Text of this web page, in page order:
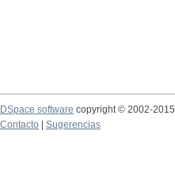
DSpace software copyright © 2002-2015
Contacto
Sugerencias